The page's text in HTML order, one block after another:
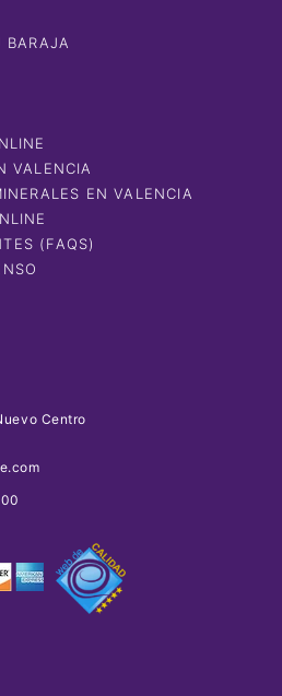
BARAJA
VALENCIA
EN VALENCIA
(FAQS)
Centro